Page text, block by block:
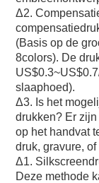
Δ2.
(Basis op de
8colors). De
slaaphoed).
Δ3. Is het
drukken? Er
op het handvat
druk, gravure,
Δ1.
Deze methode